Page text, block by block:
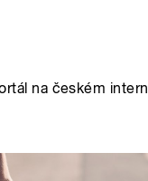
na českém